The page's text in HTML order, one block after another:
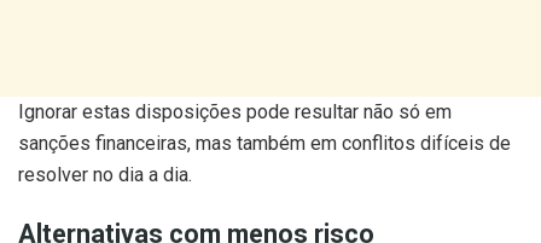
Ignorar estas disposições pode resultar não só em
sanções financeiras, mas também em conflitos difíceis de
resolver no dia a dia.
Alternativas com menos risco